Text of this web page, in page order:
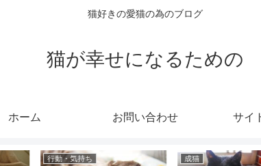
猫好きの愛猫の為のブログ
猫が幸せになるための
ホーム お問い合わせ サイ
成猫 健康・症状